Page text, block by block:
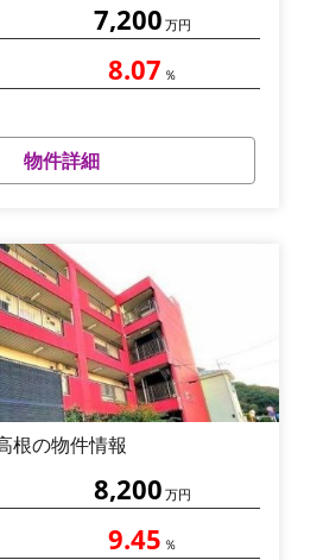
7,200 万円
8.07 ％
物件詳細
根の物件情報
8,200 万円
9.45 ％